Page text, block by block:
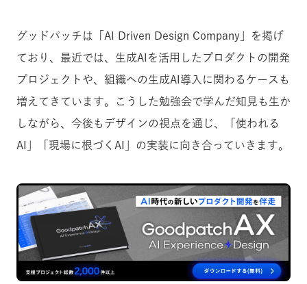
グッドパッチは「AI Driven Design Company」を掲げ
ており、最近では、生成AIを活用したプロダクトの開発
プロジェクトや、組織への生成AI導入に関わるケースも
増えてきています。こうした勉強会で学んだ知見も生か
しながら、今後もデザインの視点を通じ、「使われる
AI」「現場に根づくAI」の実装に向き合っていきます。